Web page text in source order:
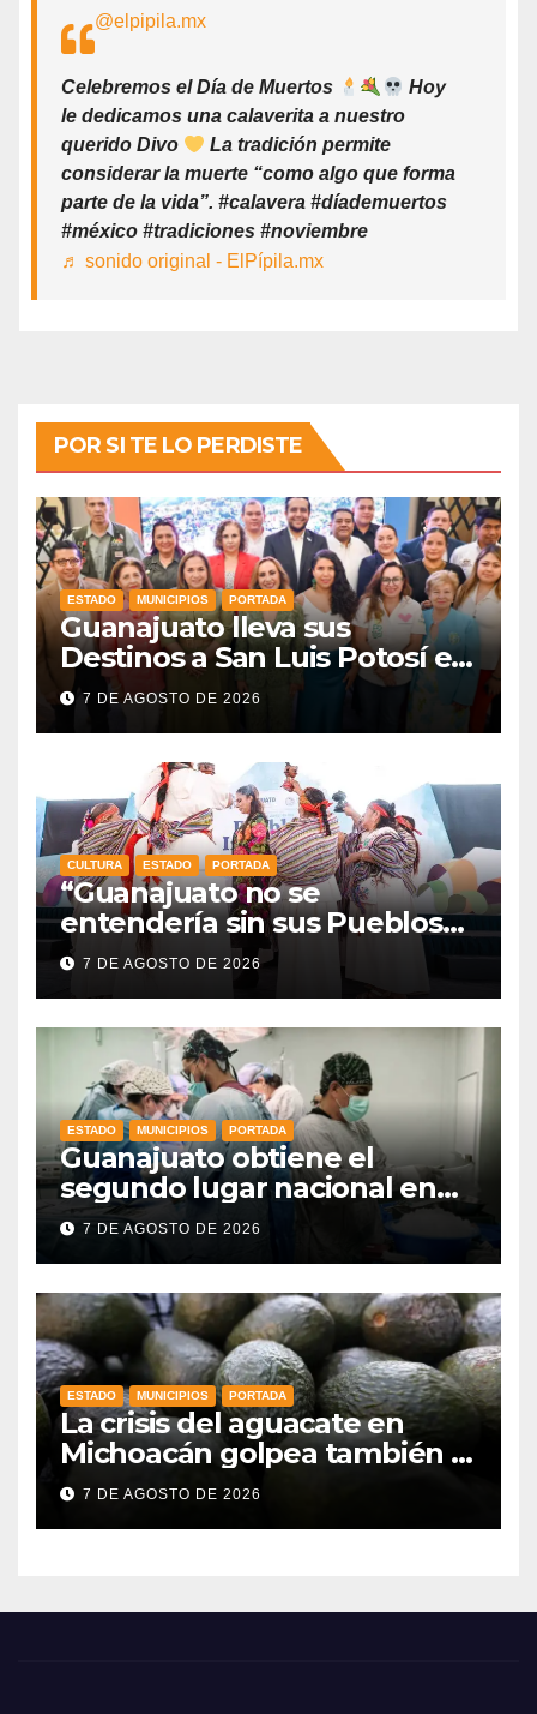
@elpipila.mx
Celebremos el Día de Muertos
Hoy
le dedicamos una calaverita a nuestro
querido Divo
La tradición permite
considerar la muerte “como algo que forma
parte de la vida”. #calavera #díademuertos
#méxico #tradiciones #noviembre
♬ sonido original - ElPípila.mx
POR SI TE LO PERDISTE
ESTADO MUNICIPIOS PORTADA
Guanajuato lleva sus
Destinos a San Luis Potosí en
vísperas de la FENAPO
7 DE AGOSTO DE 2026
CULTURA ESTADO PORTADA
“Guanajuato no se
entendería sin sus Pueblos
Indígenas”: Libia Dennise
fortalece el orgullo del
7 DE AGOSTO DE 2026
ESTADO MUNICIPIOS PORTADA
Guanajuato obtiene el
segundo lugar nacional en
procuración de órganos
7 DE AGOSTO DE 2026
ESTADO MUNICIPIOS PORTADA
La crisis del aguacate en
Michoacán golpea también a
productores de Guanajuato
7 DE AGOSTO DE 2026